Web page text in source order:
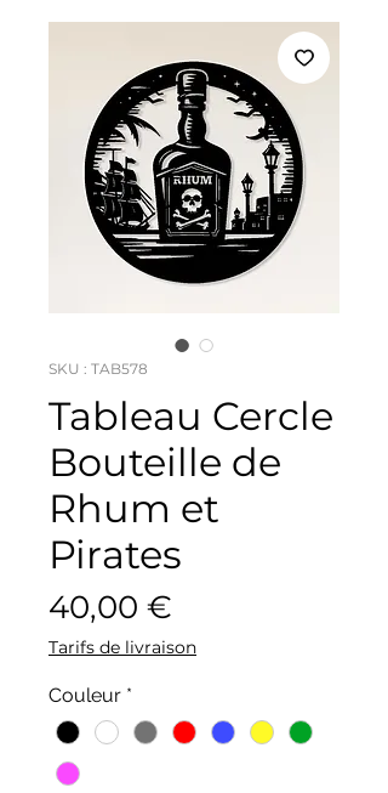
SKU : TAB578
Tableau Cercle
Bouteille de
Rhum et
Pirates
40,00 €
Tarifs de livraison
Couleur *